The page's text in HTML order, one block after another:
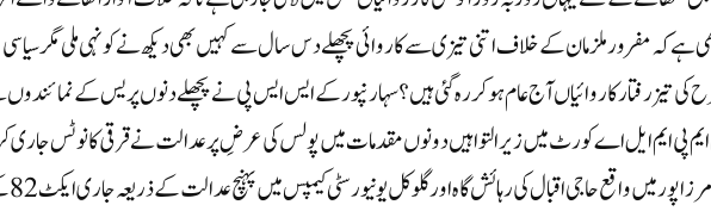
ہے کہ مفرور ملزمان کے خلاف اتنی تیزی سے کاروائی پچھلے دس سال سے کہیں بھی دیکھ نے کو نہی ملی مگر سیاسی
تیز رفتار کاروائیاں آج عام ہوکر رہ گئی ہیں؟ سہارنپور کے ایس ایس پی نے پچھلے دنوں پریس کے
پی ایم ایل اے کورٹ میں زیر التوا ہیں دونوں مقدمات میں پولس کی عرضِ پر عدالت نے قرقی کا نوٹس جاری
ہے گزشتہ دنوں مرزا پور